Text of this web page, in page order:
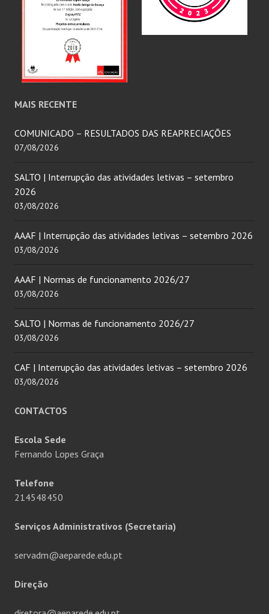
MAIS RECENTE
COMUNICADO – RESULTADOS DAS REAPRECIAÇÕES
07/08/2026
SALTO | Interrupção das atividades letivas – setembro
2026
03/08/2026
AAAF | Interrupção das atividades letivas – setembro 2026
03/08/2026
AAAF | Normas de funcionamento 2026/27
03/08/2026
SALTO | Normas de funcionamento 2026/27
03/08/2026
CAF | Interrupção das atividades letivas – setembro 2026
03/08/2026
CONTACTOS
Escola Sede
Fernando Lopes Graça
Telefone
214548450
Serviços Administrativos (Secretaria)
servadm@aeparede.edu.pt
Direção